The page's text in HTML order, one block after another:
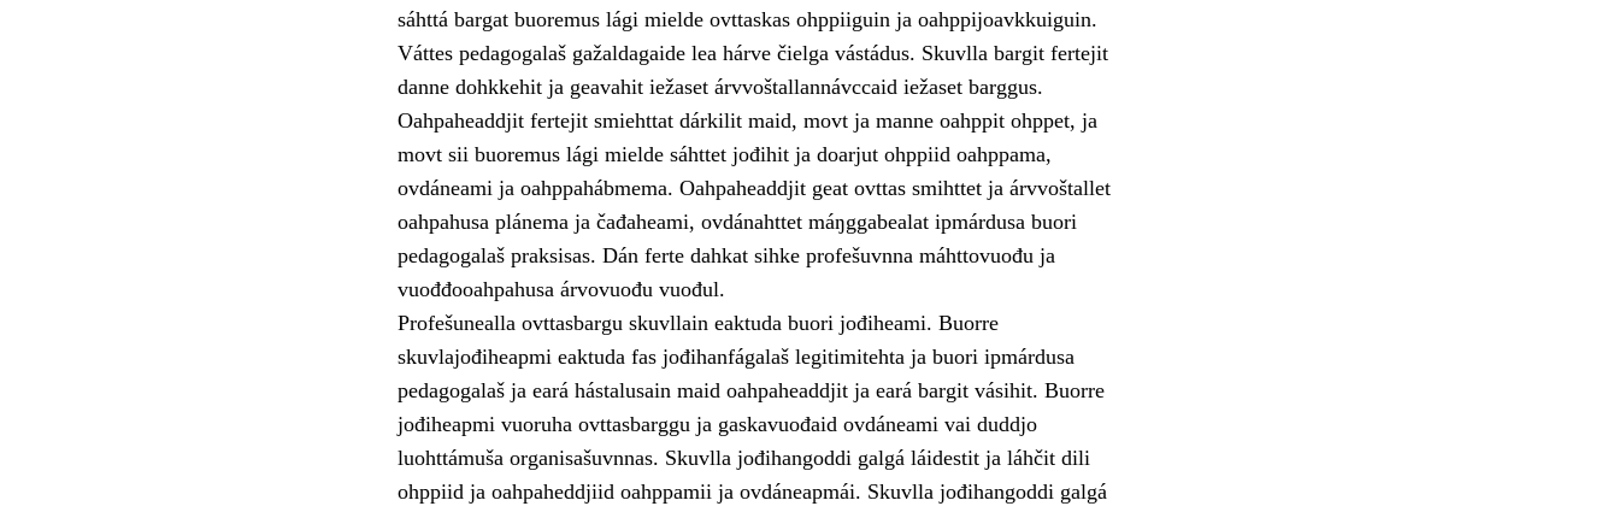
sáhttá bargat buoremus lági mielde ovttaskas ohppiiguin ja oahppijoavkkuiguin.
Váttes pedagogalaš gažaldagaide lea hárve čielga vástádus. Skuvlla bargit fertejit
danne dohkkehit ja geavahit iežaset árvvoštallannávccaid iežaset barggus.
Oahpaheaddjit fertejit smiehttat dárkilit maid, movt ja manne oahppit ohppet, ja
movt sii buoremus lági mielde sáhttet jođihit ja doarjut ohppiid oahppama,
ovdáneami ja oahppahábmema. Oahpaheaddjit geat ovttas smihttet ja árvvoštallet
oahpahusa plánema ja čađaheami, ovdánahttet máŋggabealat ipmárdusa buori
pedagogalaš praksisas. Dán ferte dahkat sihke profešuvnna máhttovuođu ja
vuođđooahpahusa árvovuođu vuođul.
Profešunealla ovttasbargu skuvllain eaktuda buori jođiheami. Buorre
skuvlajođiheapmi eaktuda fas jođihanfágalaš legitimitehta ja buori ipmárdusa
pedagogalaš ja eará hástalusain maid oahpaheaddjit ja eará bargit vásihit. Buorre
jođiheapmi vuoruha ovttasbarggu ja gaskavuođaid ovdáneami vai duddjo
luohttámuša organisašuvnnas. Skuvlla jođihangoddi galgá láidestit ja láhčit dili
ohppiid ja oahpaheddjiid oahppamii ja ovdáneapmái. Skuvlla jođihangoddi galgá